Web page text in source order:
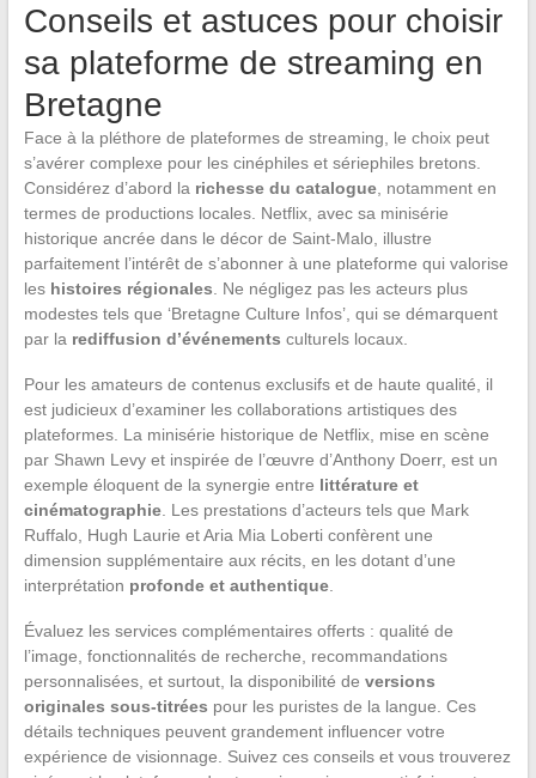
Conseils et astuces pour choisir
sa plateforme de streaming en
Bretagne
Face à la pléthore de plateformes de streaming, le choix peut
s’avérer complexe pour les cinéphiles et sériephiles bretons.
Considérez d’abord la richesse du catalogue, notamment en
termes de productions locales. Netflix, avec sa minisérie
historique ancrée dans le décor de Saint-Malo, illustre
parfaitement l’intérêt de s’abonner à une plateforme qui valorise
les histoires régionales . Ne négligez pas les acteurs plus
modestes tels que ‘Bretagne Culture Infos’, qui se démarquent
par la rediffusion d’événements culturels locaux.
Pour les amateurs de contenus exclusifs et de haute qualité, il
est judicieux d’examiner les collaborations artistiques des
plateformes. La minisérie historique de Netflix, mise en scène
par Shawn Levy et inspirée de l’œuvre d’Anthony Doerr, est un
exemple éloquent de la synergie entre littérature et
cinématographie. Les prestations d’acteurs tels que Mark
Ruffalo, Hugh Laurie et Aria Mia Loberti confèrent une
dimension supplémentaire aux récits, en les dotant d’une
interprétation profonde et authentique.
Évaluez les services complémentaires offerts : qualité de
l’image, fonctionnalités de recherche, recommandations
personnalisées, et surtout, la disponibilité de versions
originales sous-titrées pour les puristes de la langue. Ces
détails techniques peuvent grandement influencer votre
expérience de visionnage. Suivez ces conseils et vous trouverez